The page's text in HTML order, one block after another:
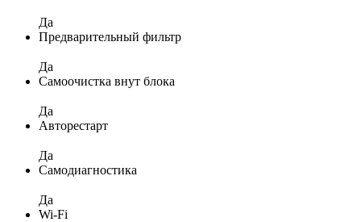
Да
Предварительный фильтр
Да
Самоочистка внут блока
Да
Авторестарт
Да
Самодиагностика
Да
Wi-Fi